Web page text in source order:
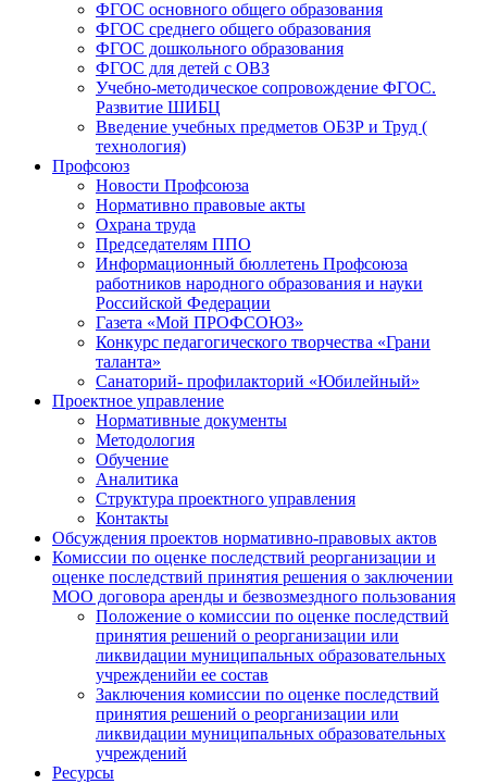
ФГОС основного общего образования
ФГОС среднего общего образования
ФГОС дошкольного образования
ФГОС для детей с ОВЗ
Учебно-методическое сопровождение ФГОС.
Развитие ШИБЦ
Введение учебных предметов ОБЗР и Труд (
технология)
Профсоюз
Новости Профсоюза
Нормативно правовые акты
Охрана труда
Председателям ППО
Информационный бюллетень Профсоюза
работников народного образования и науки
Российской Федерации
Газета «Мой ПРОФСОЮЗ»
Конкурс педагогического творчества «Грани
таланта»
Санаторий- профилакторий «Юбилейный»
Проектное управление
Нормативные документы
Методология
Обучение
Аналитика
Структура проектного управления
Контакты
Обсуждения проектов нормативно-правовых актов
Комиссии по оценке последствий реорганизации и
оценке последствий принятия решения о заключении
МОО договора аренды и безвозмездного пользования
Положение о комиссии по оценке последствий
принятия решений о реорганизации или
ликвидации муниципальных образовательных
учрежденийи ее состав
Заключения комиссии по оценке последствий
принятия решений о реорганизации или
ликвидации муниципальных образовательных
учреждений
Ресурсы